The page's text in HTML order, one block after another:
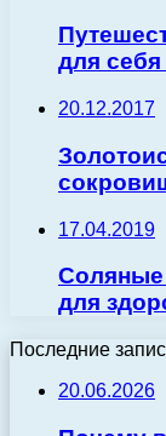
для
20.12.2017
17.04.2019
Соляные
для
Последние
20.06.2026